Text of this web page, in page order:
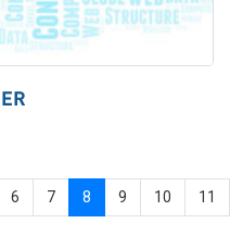
6 7 8 9 10 11